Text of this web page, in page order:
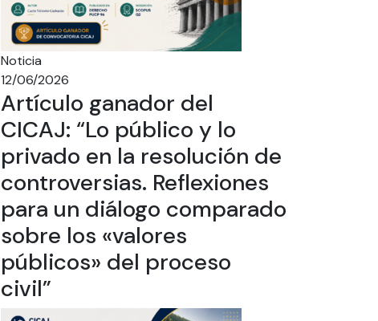
Noticia
12/06/2026
Artículo ganador del
CICAJ: “Lo público y lo
privado en la resolución de
controversias. Reflexiones
para un diálogo comparado
sobre los «valores
públicos» del proceso
civil”